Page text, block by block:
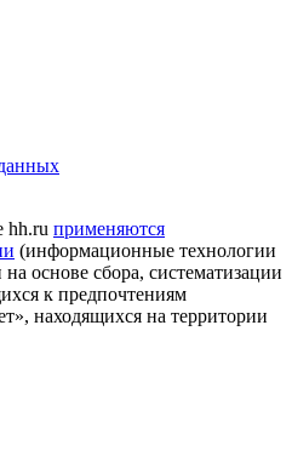
hh.ru применяются
(информационные технологии
основе сбора, систематизации
к предпочтениям
находящихся на территории